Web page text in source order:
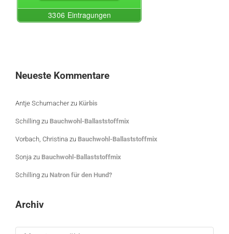
Neueste Kommentare
Antje Schumacherzu Kürbis
Schilling zu Bauchwohl-Ballaststoffmix
Vorbach, Christina zu Bauchwohl-Ballaststoffmix
Sonja zu Bauchwohl-Ballaststoffmix
Schilling zu Natron für den Hund?
Archiv